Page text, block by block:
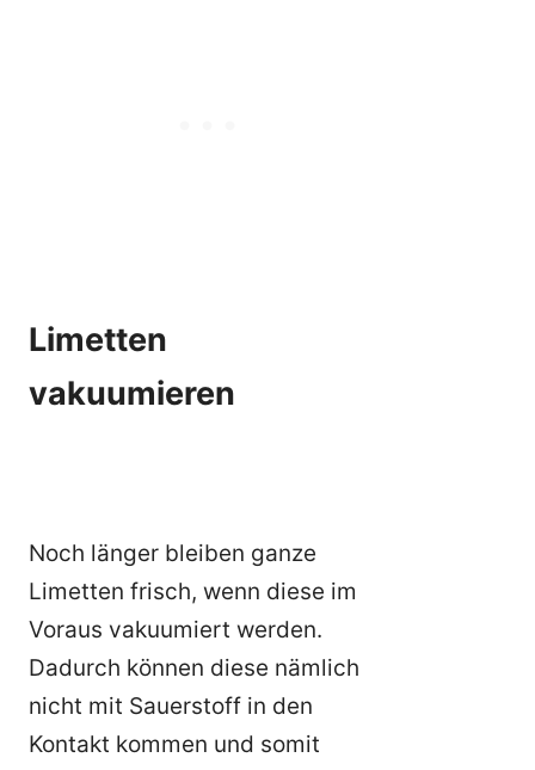
Limetten
vakuumieren
Noch länger bleiben ganze
Limetten frisch, wenn diese im
Voraus vakuumiert werden.
Dadurch können diese nämlich
nicht mit Sauerstoff in den
Kontakt kommen und somit